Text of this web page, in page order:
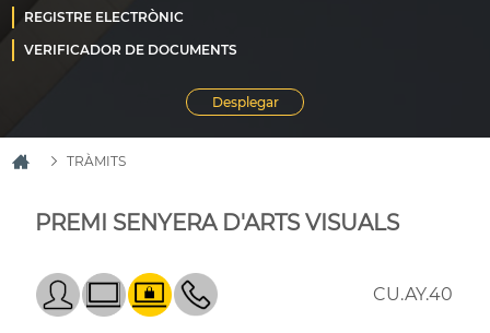
TRÀMITS
PREMI SENYERA D'ARTS VISUALS
CU.AY.40